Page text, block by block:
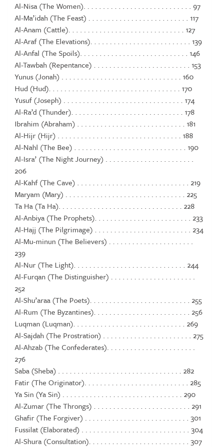
Al-Nisa (The Women). . . . . . . . . . . . . . . . . . . . . . . . . . . . 97
Al-Ma’idah (The Feast) . . . . . . . . . . . . . . . . . . . . . . . . . . 117
Al-Anam (Cattle). . . . . . . . . . . . . . . . . . . . . . . . . . . . . . 127
Al-Araf (The Elevations). . . . . . . . . . . . . . . . . . . . . . . . . . 139
Al-Anfal (The Spoils). . . . . . . . . . . . . . . . . . . . . . . . . . . . 146
Al-Tawbah (Repentance) . . . . . . . . . . . . . . . . . . . . . . . . . 153
Yunus (Jonah) . . . . . . . . . . . . . . . . . . . . . . . . . . . . . . . 160
Hud (Hud). . . . . . . . . . . . . . . . . . . . . . . . . . . . . . . . . . 170
Yusuf (Joseph) . . . . . . . . . . . . . . . . . . . . . . . . . . . . . . . 174
Al-Ra’d (Thunder). . . . . . . . . . . . . . . . . . . . . . . . . . . . . 178
Ibrahim (Abraham) . . . . . . . . . . . . . . . . . . . . . . . . . . . . 181
Al-Hijr (Hijr) . . . . . . . . . . . . . . . . . . . . . . . . . . . . . . . . 188
Al-Nahl (The Bee) . . . . . . . . . . . . . . . . . . . . . . . . . . . . . 190
Al-Isra’ (The Night Journey) . . . . . . . . . . . . . . . . . . . . . . .
206
Al-Kahf (The Cave) . . . . . . . . . . . . . . . . . . . . . . . . . . . . . 219
Maryam (Mary) . . . . . . . . . . . . . . . . . . . . . . . . . . . . . . . 225
Ta Ha (Ta Ha). . . . . . . . . . . . . . . . . . . . . . . . . . . . . . . . 228
Al-Anbiya (The Prophets). . . . . . . . . . . . . . . . . . . . . . . . . 233
Al-Hajj (The Pilgrimage) . . . . . . . . . . . . . . . . . . . . . . . . . 234
Al-Mu-minun (The Believers) . . . . . . . . . . . . . . . . . . . . . .
239
Al-Nur (The Light). . . . . . . . . . . . . . . . . . . . . . . . . . . . . 244
Al-Furqan (The Distinguisher) . . . . . . . . . . . . . . . . . . . . . .
252
Al-Shu’araa (The Poets). . . . . . . . . . . . . . . . . . . . . . . . . . 255
Al-Rum (The Byzantines). . . . . . . . . . . . . . . . . . . . . . . . . 256
Luqman (Luqman). . . . . . . . . . . . . . . . . . . . . . . . . . . . . 269
Al-Sajdah (The Prostration) . . . . . . . . . . . . . . . . . . . . . . . 275
Al-Ahzab (The Confederates). . . . . . . . . . . . . . . . . . . . . . .
276
Saba (Sheba) . . . . . . . . . . . . . . . . . . . . . . . . . . . . . . . . 282
Fatir (The Originator). . . . . . . . . . . . . . . . . . . . . . . . . . . 285
Ya Sin (Ya Sin) . . . . . . . . . . . . . . . . . . . . . . . . . . . . . . . 290
Al-Zumar (The Throngs) . . . . . . . . . . . . . . . . . . . . . . . . . 291
Ghafir (The Forgiver) . . . . . . . . . . . . . . . . . . . . . . . . . . . 301
Fussilat (Elaborated) . . . . . . . . . . . . . . . . . . . . . . . . . . . . 304
Al-Shura (Consultation). . . . . . . . . . . . . . . . . . . . . . . . . . 307